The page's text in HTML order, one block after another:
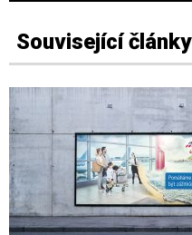
Související články